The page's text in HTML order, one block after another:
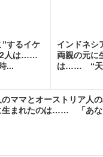
”するイケ
2人は……
...
インドネシ
両親の元に
は…… “天
ママとオーストリア人
生まれたのは…… 「あな